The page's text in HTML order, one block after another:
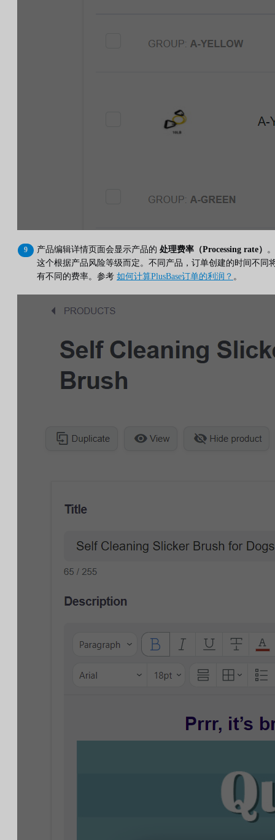
产品编辑详情页面会显示产品的 处理费率（Processing rate） 。
这个根据产品风险等级而定。不同产品，订单创建的时间不同
有不同的费率。参考 如何计算PlusBase订单的利润？ 。